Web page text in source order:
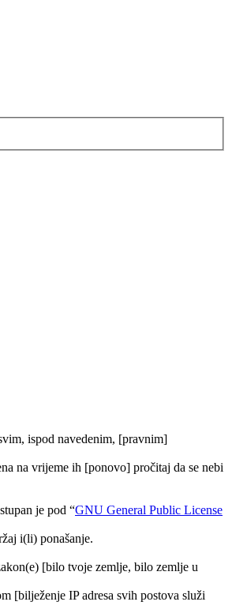
ispod navedenim, [pravnim]
na vrijeme ih [ponovo] pročitaj da se nebi
je pod “GNU General Public License
i(li) ponašanje.
[bilo tvoje zemlje, bilo zemlje u
[bilježenje IP adresa svih postova služi